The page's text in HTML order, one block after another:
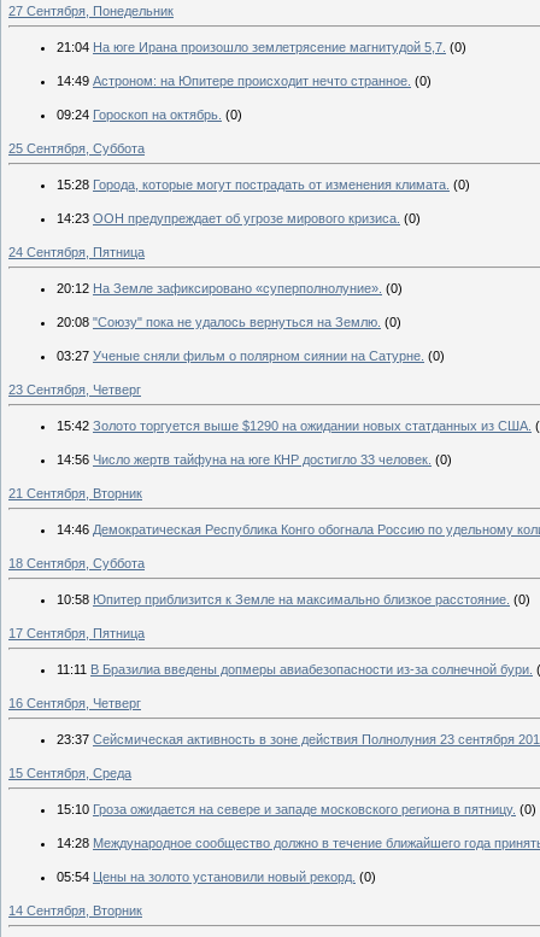
27 Сентября, Понедельник
21:04 На юге Ирана произошло землетрясение магнитудой 5,7. (0)
14:49 Астроном: на Юпитере происходит нечто странное. (0)
09:24 Гороскоп на октябрь. (0)
25 Сентября, Суббота
15:28 Города, которые могут пострадать от изменения климата. (0)
14:23 ООН предупреждает об угрозе мирового кризиса. (0)
24 Сентября, Пятница
20:12 На Земле зафиксировано «суперполнолуние». (0)
20:08 "Союзу" пока не удалось вернуться на Землю. (0)
03:27 Ученые сняли фильм о полярном сиянии на Сатурне. (0)
23 Сентября, Четверг
15:42 Золото торгуется выше $1290 на ожидании новых статданных из США.
14:56 Число жертв тайфуна на юге КНР достигло 33 человек. (0)
21 Сентября, Вторник
14:46 Демократическая Республика Конго обогнала Россию по удельному
18 Сентября, Суббота
10:58 Юпитер приблизится к Земле на максимально близкое расстояние. (0)
17 Сентября, Пятница
11:11 В Бразилиа введены допмеры авиабезопасности из-за солнечной бури.
16 Сентября, Четверг
23:37 Сейсмическая активность в зоне действия Полнолуния 23 сентября
15 Сентября, Среда
15:10 Гроза ожидается на севере и западе московского региона в пятницу. (0)
14:28 Международное сообщество должно в течение ближайшего года
05:54 Цены на золото установили новый рекорд. (0)
14 Сентября, Вторник